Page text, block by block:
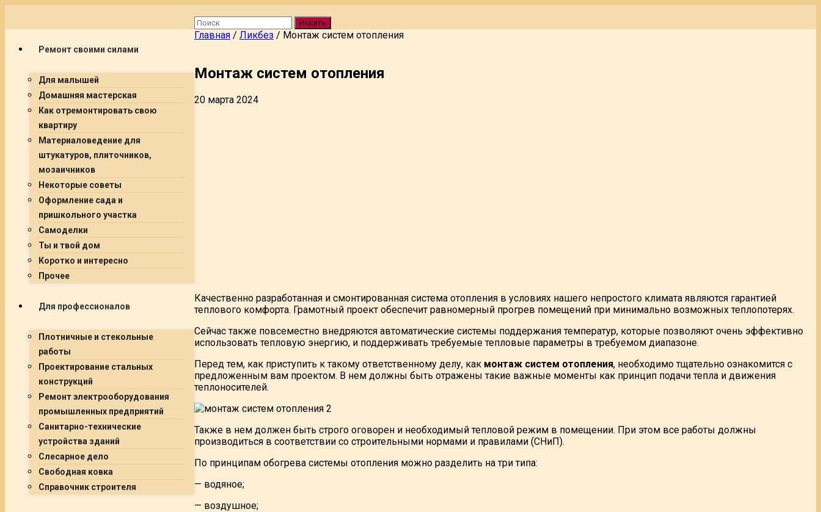
Ремонт своими силами
Для малышей
Домашняя мастерская
Как отремонтировать свою
квартиру
Материаловедение для
штукатуров, плиточников,
мозаичников
Некоторые советы
Оформление сада и
пришкольного участка
Самоделки
Ты и твой дом
Коротко и интересно
Прочее
Для профессионалов
Плотничные и стекольные
работы
Проектирование стальных
конструкций
Ремонт электрооборудования
промышленных предприятий
Санитарно-технические
устройства зданий
Слесарное дело
Свободная ковка
Справочник строителя
Искать
Главная / Ликбез / Монтаж систем отопления
Монтаж систем отопления
20 марта 2024
Качественно разработанная и смонтированная система отопления в условиях нашего непростого климата являются гарантией
теплового комфорта. Грамотный проект обеспечит равномерный прогрев помещений при минимально возможных теплопотерях.
Сейчас также повсеместно внедряются автоматические системы поддержания температур, которые позволяют очень эффективно
использовать тепловую энергию, и поддерживать требуемые тепловые параметры в требуемом диапазоне.
Перед тем, как приступить к такому ответственному делу, как монтаж систем отопления, необходимо тщательно ознакомится с
предложенным вам проектом. В нем должны быть отражены такие важные моменты как принцип подачи тепла и движения
теплоносителей.
Также в нем должен быть строго оговорен и необходимый тепловой режим в помещении. При этом все работы должны
производиться в соответствии со строительными нормами и правилами (СНиП).
По принципам обогрева системы отопления можно разделить на три типа:
— водяное;
— воздушное;